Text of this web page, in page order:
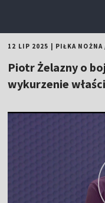
12 LIP 2025 PIŁKA NOŻNA
Piotr Żelazny o
wykurzenie